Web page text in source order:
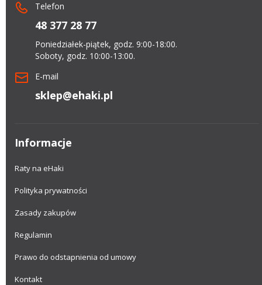
Telefon
48 377 28 77
Poniedziałek-piątek, godz. 9:00-18:00.
Soboty, godz. 10:00-13:00.
E-mail
sklep@ehaki.pl
Informacje
Raty na eHaki
Polityka prywatności
Zasady zakupów
Regulamin
Prawo do odstapnienia od umowy
Kontakt